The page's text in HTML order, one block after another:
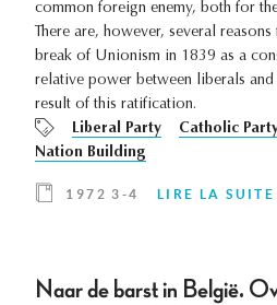
common foreign enemy, both for
There are, however, several
break of Unionism in 1839 as a
relative power between liberals
result of this ratification.
Liberal Party
Catholic
Nation Building
1972 3-4 LIRE LA SUITE
Naar de barst in België.